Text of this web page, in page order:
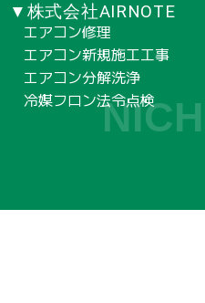
▼株式会社AIRNOTE
エアコン修理
エアコン新規施工工事
エアコン分解洗浄
冷媒フロン法令点検